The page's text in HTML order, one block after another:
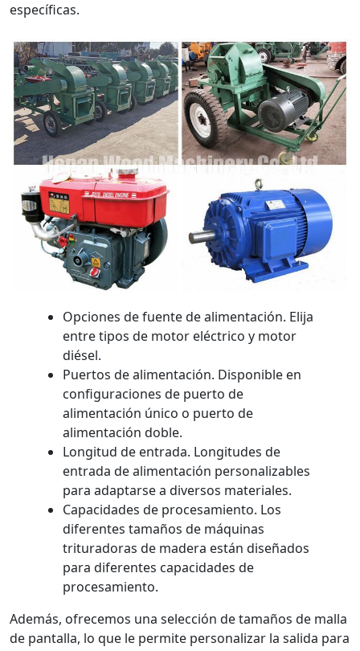
específicas.
Opciones de fuente de alimentación. Elija
entre tipos de motor eléctrico y motor
diésel.
Puertos de alimentación. Disponible en
configuraciones de puerto de
alimentación único o puerto de
alimentación doble.
Longitud de entrada. Longitudes de
entrada de alimentación personalizables
para adaptarse a diversos materiales.
Capacidades de procesamiento. Los
diferentes tamaños de máquinas
trituradoras de madera están diseñados
para diferentes capacidades de
procesamiento.
Además, ofrecemos una selección de tamaños de malla
de pantalla, lo que le permite personalizar la salida para